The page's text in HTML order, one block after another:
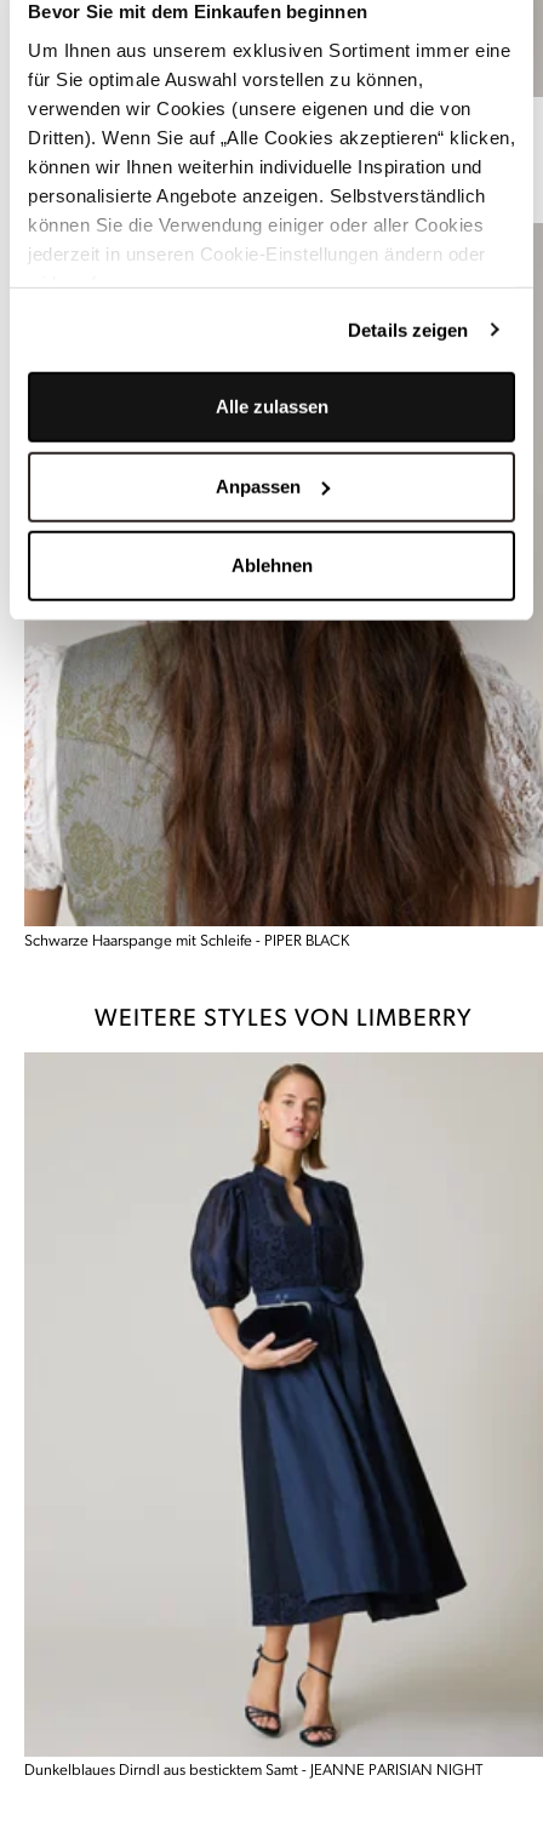
Bevor Sie mit dem Einkaufen beginnen
Um Ihnen aus unserem exklusiven Sortiment immer eine
für Sie optimale Auswahl vorstellen zu können,
verwenden wir Cookies (unsere eigenen und die von
Dritten). Wenn Sie auf „Alle Cookies akzeptieren“ klicken,
können wir Ihnen weiterhin individuelle Inspiration und
personalisierte Angebote anzeigen. Selbstverständlich
können Sie die Verwendung einiger oder aller Cookies
jederzeit in unseren Cookie-Einstellungen ändern oder
Details zeigen
Alle zulassen
Anpassen
Ablehnen
Dunkelblaues Dirndl mit Puffärmeln - CORALIE CHATEAU BLUE
ÄHNLICHE PRODUKTE
Schwarze Haarspange mit Schleife - PIPER BLACK
WEITERE STYLES VON LIMBERRY
Dunkelblaues Dirndl aus besticktem Samt - JEANNE PARISIAN NIGHT